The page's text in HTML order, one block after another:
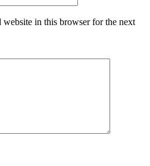
website in this browser for the next